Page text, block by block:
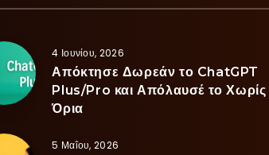
4 Ιουνίου, 2026
Απόκτησε Δωρεάν το ChatGPT
Plus/Pro και Απόλαυσέ το Χωρίς
Όρια
5 Μαΐου, 2026